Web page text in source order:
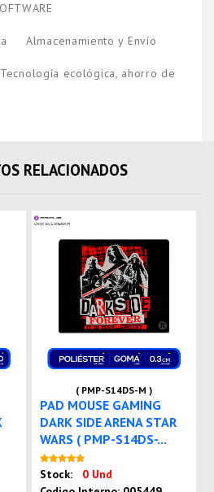
Almacenamiento y Envío
Tecnología ecológica, ahorro de
RELACIONADOS
( PMP-S14DS-M )
PAD MOUSE GAMING
DARK SIDE ARENA STAR
WARS ( PMP-S14DS-...
Stock:
0 Und